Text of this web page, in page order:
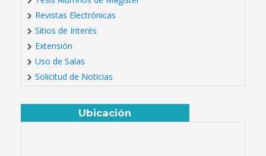
Revistas Electrónicas
Sitios de Interés
Extensión
Uso de Salas
Solicitud de Noticias
Ubicación